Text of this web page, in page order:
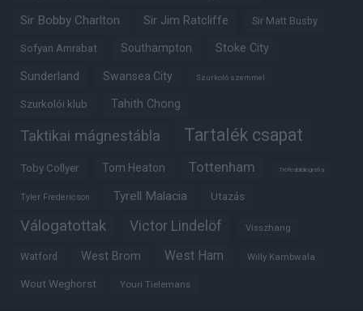
Sir Bobby Charlton Sir Jim Ratcliffe Sir Matt Busby
Sofyan Amrabat Southampton Stoke City
Sunderland Swansea City Szurkoló szemmel
Szurkolói klub Tahith Chong
Taktikai mágnestábla Tartalék csapat
Toby Collyer Tom Heaton Tottenham Trófeabibliográfia
Tyler Fredericson Tyrell Malacia Utazás
Válogatottak Victor Lindelöf Visszhang
Watford West Brom West Ham Willy Kambwala
Wout Weghorst Youri Tielemans